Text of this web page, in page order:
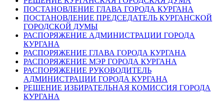
ПОСТАНОВЛЕНИЕ ГЛАВА ГОРОДА КУРГАНА
ПОСТАНОВЛЕНИЕ ПРЕДСЕДАТЕЛЬ КУРГАНСКОЙ
ГОРОДСКОЙ ДУМЫ
РАСПОРЯЖЕНИЕ АДМИНИСТРАЦИИ ГОРОДА
КУРГАНА
РАСПОРЯЖЕНИЕ ГЛАВА ГОРОДА КУРГАНА
РАСПОРЯЖЕНИЕ МЭР ГОРОДА КУРГАНА
РАСПОРЯЖЕНИЕ РУКОВОДИТЕЛЬ
АДМИНИСТРАЦИИ ГОРОДА КУРГАНА
РЕШЕНИЕ ИЗБИРАТЕЛЬНАЯ КОМИССИЯ ГОРОДА
КУРГАНА